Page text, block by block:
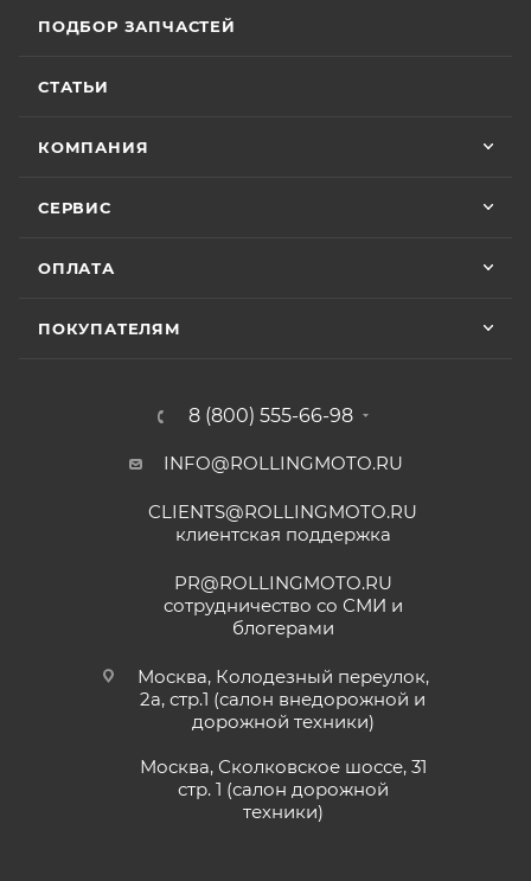
ПОДБОР ЗАПЧАСТЕЙ
СТАТЬИ
КОМПАНИЯ
СЕРВИС
ОПЛАТА
ПОКУПАТЕЛЯМ
8 (800) 555-66-98
INFO@ROLLINGMOTO.RU
CLIENTS@ROLLINGMOTO.RU
клиентская поддержка
PR@ROLLINGMOTO.RU
сотрудничество со СМИ и
блогерами
Москва, Колодезный переулок,
2а, стр.1 (салон внедорожной и
дорожной техники)
Москва, Сколковское шоссе, 31
стр. 1 (салон дорожной
техники)